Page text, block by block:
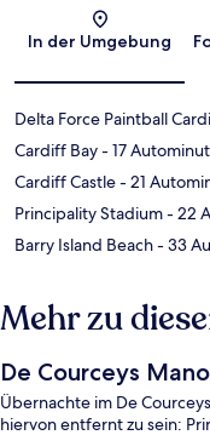
In der Umgebung
Delta Force Paintball
Cardiff Bay- 17
Cardiff Castle- 21
Principality Stadium- 22
Barry Island Beach- 33
Mehr zu
De Courceys
Übernachte im De
hiervon entfernt zu sein: